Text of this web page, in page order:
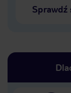
Sprawdź